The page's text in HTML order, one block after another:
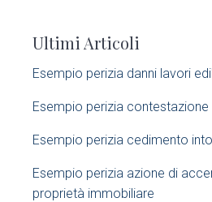
d
e
a
Ultimi Articoli
Esempio perizia danni lavori
Esempio perizia
Esempio perizia cedimento
Esempio perizia azione di
proprietà immobiliare​